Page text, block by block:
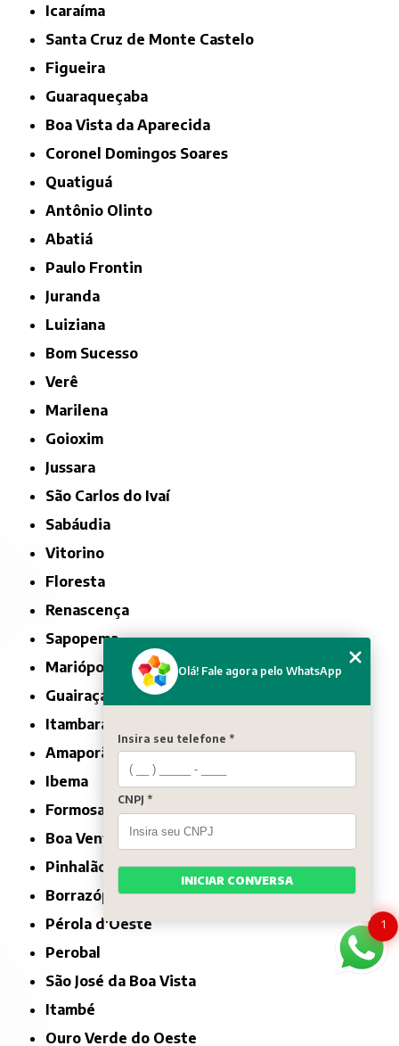
Icaraíma
Santa Cruz de Monte Castelo
Figueira
Guaraqueçaba
Boa Vista da Aparecida
Coronel Domingos Soares
Quatiguá
Antônio Olinto
Abatiá
Paulo Frontin
Juranda
Luiziana
Bom Sucesso
Verê
Marilena
Goioxim
Jussara
São Carlos do Ivaí
Sabáudia
Vitorino
Floresta
Renascença
Sapopema
Mariópolis
Guairaçá
Itambaracá
Amaporã
Ibema
Formosa do Oeste
Boa Ventura de São Roque
Pinhalão
Borrazópolis
Pérola d'Oeste
Perobal
São José da Boa Vista
Itambé
Ouro Verde do Oeste
1
Olá! Fale agora pelo WhatsApp
Insira seu telefone *
CNPJ *
INICIAR CONVERSA